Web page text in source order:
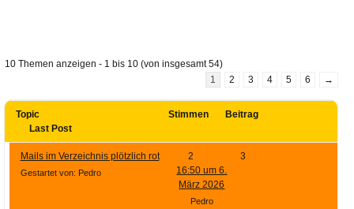
10 Themen anzeigen - 1 bis 10 (von insgesamt 54)
1
2 3 4 5 6 →
Topic Stimmen
Beitrag
Last Post
Mails im Verzeichnis plötzlich rot
Gestartet von: Pedro
2
3
16:50 um 6.
März 2026
Pedro
Email für Sie
GMail, Thunderbird
oder auch
KuNoMail, usw.
Ihre E-Mail